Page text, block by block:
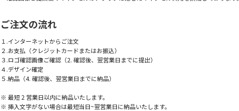
ご注文の流れ
１.インターネットからご注文
２.お支払（クレジットカードまたはお振込）
３.ロゴ確認画像ご確認（2. 確認後、翌営業日までに提出）
４.デザイン確定
５.納品（4. 確認後、翌営業日までに納品）
※ 最短 2 営業日以内に納品いたします。
※ 挿入文字がない場合は最短当日~翌営業日に納品いたします。